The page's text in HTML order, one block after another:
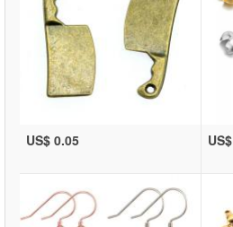
US$ 0.05